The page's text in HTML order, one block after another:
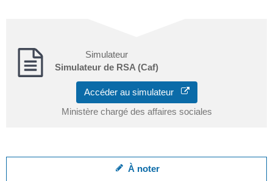
Simulateur
Simulateur de RSA (Caf)
Accéder au simulateur
Ministère chargé des affaires sociales
À noter